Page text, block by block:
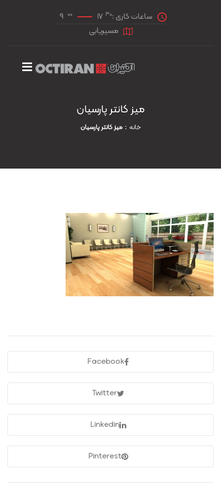
ساعات کاری : 17 30
9 00
مسیریابی
میز کانتر پارسیان
خانه میز کانتر پارسیان
Facebook
Twitter
Linkedin
Pinterest